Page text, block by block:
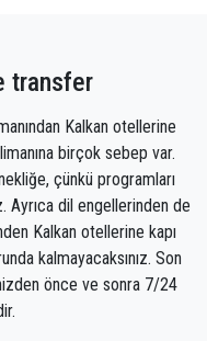
gideceğiniz yere
sınıfla transfer
Kalkan'ya
gururlu
hizmetimizle
yere uygun fiyat,
transfer
Kalkan otellerine
birçok sebep var.
çünkü programları
dil engellerinden de
Kalkan otellerine kapı
kalmayacaksınız. Son
önce ve sonra 7/24